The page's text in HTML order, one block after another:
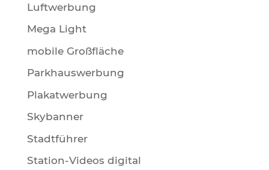
Luftwerbung
Mega Light
mobile Großfläche
Parkhauswerbung
Plakatwerbung
Skybanner
Stadtführer
Station-Videos digital